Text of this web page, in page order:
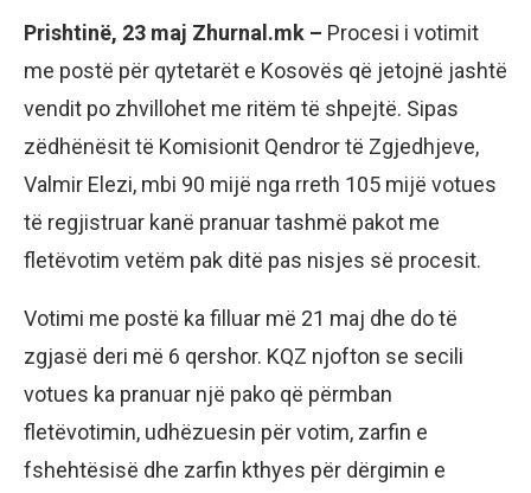
Prishtinë, 23 maj Zhurnal.mk – Procesi i votimit
me postë për qytetarët e Kosovës që jetojnë jashtë
vendit po zhvillohet me ritëm të shpejtë. Sipas
zëdhënësit të Komisionit Qendror të Zgjedhjeve,
Valmir Elezi, mbi 90 mijë nga rreth 105 mijë votues
të regjistruar kanë pranuar tashmë pakot me
fletëvotim vetëm pak ditë pas nisjes së procesit.
Votimi me postë ka filluar më 21 maj dhe do të
zgjasë deri më 6 qershor. KQZ njofton se secili
votues ka pranuar një pako që përmban
fletëvotimin, udhëzuesin për votim, zarfin e
fshehtësisë dhe zarfin kthyes për dërgimin e